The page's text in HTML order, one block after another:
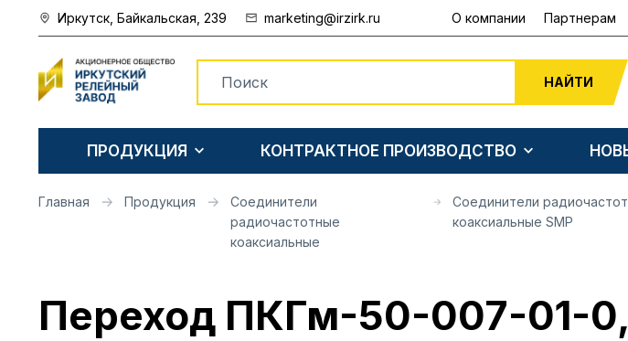
Иркутск, Байкальская, 239 marketing@irzirk.ru О компании Партнерам
НАЙТИ
ПРОДУКЦИЯ КОНТРАКТНОЕ ПРОИЗВОДСТВО
Главная Продукция
Соединители
радиочастотные
коаксиальные
Соединители
коаксиальные SMP
Переход ПКГм-50-007-01-